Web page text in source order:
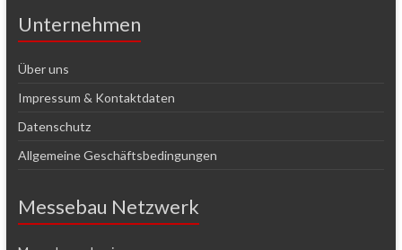
Unternehmen
Über uns
Impressum & Kontaktdaten
Datenschutz
Allgemeine Geschäftsbedingungen
Messebau Netzwerk